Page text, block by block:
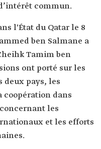
commun.
l'État du Qatar le 8
ben Salmane a
Tamim ben
ont porté sur les
pays, les
coopération dans
les
et les efforts